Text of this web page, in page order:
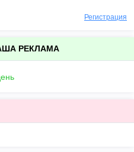
Регистрация
РЕКЛАМА